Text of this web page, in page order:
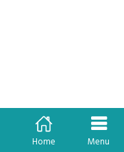
Home Menu